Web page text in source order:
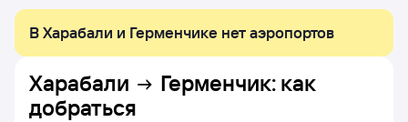
В Харабали и Герменчике нет аэропортов
Харабали Герменчик: как
добраться